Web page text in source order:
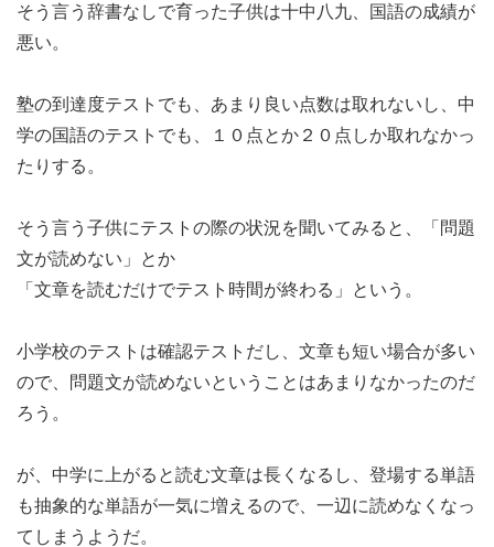
そう言う辞書なしで育った子供は十中八九、国語の成績が
悪い。
塾の到達度テストでも、あまり良い点数は取れないし、中
学の国語のテストでも、１０点とか２０点しか取れなかっ
たりする。
そう言う子供にテストの際の状況を聞いてみると、「問題
文が読めない」とか
「文章を読むだけでテスト時間が終わる」という。
小学校のテストは確認テストだし、文章も短い場合が多い
ので、問題文が読めないということはあまりなかったのだ
ろう。
が、中学に上がると読む文章は長くなるし、登場する単語
も抽象的な単語が一気に増えるので、一辺に読めなくなっ
てしまうようだ。